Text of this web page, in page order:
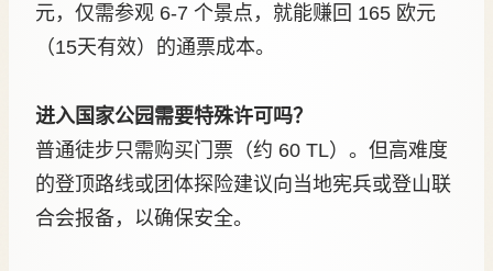
元，仅需参观 6-7 个景点，就能赚回 165 欧元
（15天有效）的通票成本。
进入国家公园需要特殊许可吗？
普通徒步只需购买门票（约 60 TL）。但高难度
的登顶路线或团体探险建议向当地宪兵或登山联
合会报备，以确保安全。